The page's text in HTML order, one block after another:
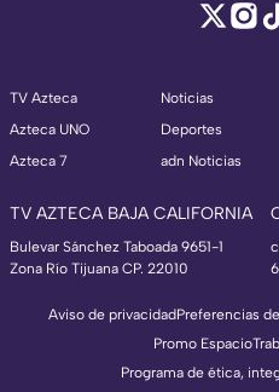
TV Azteca
Azteca UNO
Azteca 7
Noticias
Deportes
adn Noticias
TV AZTECA BAJA CALIFORNIA
Bulevar Sánchez Taboada 9651-1
Zona Río Tijuana CP. 22010
Aviso de privacidadPreferencias
Promo Espacio
Programa de ética,